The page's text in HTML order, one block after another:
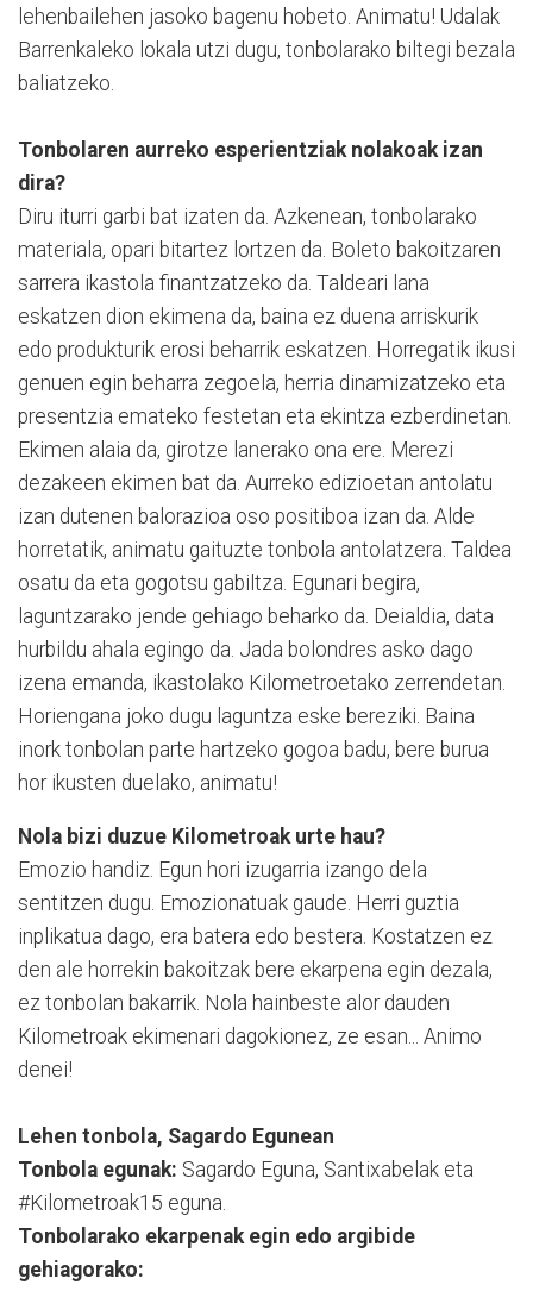
lehenbailehen jasoko bagenu hobeto. Animatu! Udalak
Barrenkaleko lokala utzi dugu, tonbolarako biltegi bezala
baliatzeko.
Tonbolaren aurreko esperientziak nolakoak izan
dira?
Diru iturri garbi bat izaten da. Azkenean, tonbolarako
materiala, opari bitartez lortzen da. Boleto bakoitzaren
sarrera ikastola finantzatzeko da. Taldeari lana
eskatzen dion ekimena da, baina ez duena arriskurik
edo produkturik erosi beharrik eskatzen. Horregatik ikusi
genuen egin beharra zegoela, herria dinamizatzeko eta
presentzia emateko festetan eta ekintza ezberdinetan.
Ekimen alaia da, girotze lanerako ona ere. Merezi
dezakeen ekimen bat da. Aurreko edizioetan antolatu
izan dutenen balorazioa oso positiboa izan da. Alde
horretatik, animatu gaituzte tonbola antolatzera. Taldea
osatu da eta gogotsu gabiltza. Egunari begira,
laguntzarako jende gehiago beharko da. Deialdia, data
hurbildu ahala egingo da. Jada bolondres asko dago
izena emanda, ikastolako Kilometroetako zerrendetan.
Horiengana joko dugu laguntza eske bereziki. Baina
inork tonbolan parte hartzeko gogoa badu, bere burua
hor ikusten duelako, animatu!
Nola bizi duzue Kilometroak urte hau?
Emozio handiz. Egun hori izugarria izango dela
sentitzen dugu. Emozionatuak gaude. Herri guztia
inplikatua dago, era batera edo bestera. Kostatzen ez
den ale horrekin bakoitzak bere ekarpena egin dezala,
ez tonbolan bakarrik. Nola hainbeste alor dauden
Kilometroak ekimenari dagokionez, ze esan... Animo
denei!
Lehen tonbola, Sagardo Egunean
Tonbola egunak: Sagardo Eguna, Santixabelak eta
#Kilometroak15 eguna.
Tonbolarako ekarpenak egin edo argibide
gehiagorako: